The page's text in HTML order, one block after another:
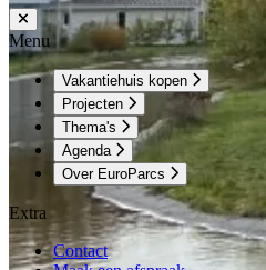
Menu
Vakantiehuis kopen
Projecten
Thema's
Agenda
Over EuroParcs
Extra
Contact